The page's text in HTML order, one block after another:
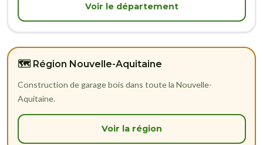
Voir le département
🗺️ Région Nouvelle-Aquitaine
Construction de garage bois dans toute la Nouvelle-
Aquitaine.
Voir la région